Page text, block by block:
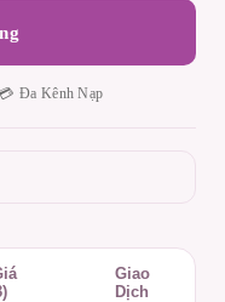
💳 Đa Kênh Nạp
Giao
Dịch